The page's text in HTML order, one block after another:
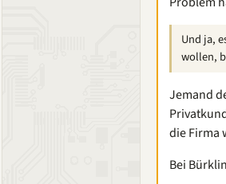
Und ja,
wollen,
Jemand
die Firma
Bei